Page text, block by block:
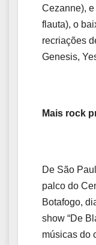
Cezanne),
flauta), o
recriações
Genesis,
Mais rock
De São
palco do
Botafogo,
show “De
músicas do